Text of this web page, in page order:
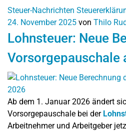
Steuer-Nachrichten
24. November 2025 von Thilo
Lohnsteuer: Neue
Vorsorgepauschale
Ab dem 1. Januar 2026 ändert
Vorsorgepauschale bei der
Arbeitnehmer und Arbeitgeber